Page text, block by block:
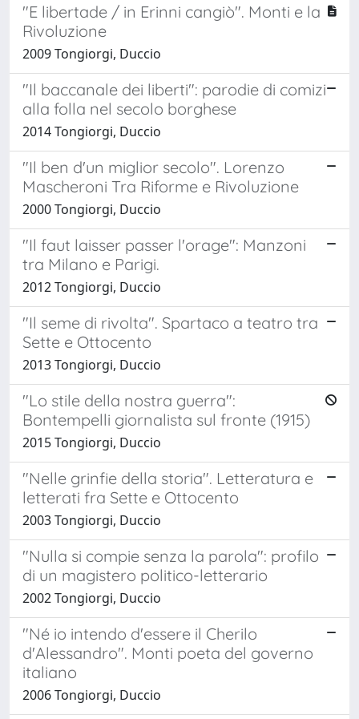
"E libertade / in Erinni cangiò". Monti e la
Rivoluzione
2009 Tongiorgi, Duccio
"Il baccanale dei liberti": parodie di comizi
alla folla nel secolo borghese
2014 Tongiorgi, Duccio
"Il ben d'un miglior secolo". Lorenzo
Mascheroni Tra Riforme e Rivoluzione
2000 Tongiorgi, Duccio
"Il faut laisser passer l'orage": Manzoni
tra Milano e Parigi.
2012 Tongiorgi, Duccio
"Il seme di rivolta". Spartaco a teatro tra
Sette e Ottocento
2013 Tongiorgi, Duccio
"Lo stile della nostra guerra":
Bontempelli giornalista sul fronte (1915)
2015 Tongiorgi, Duccio
"Nelle grinfie della storia". Letteratura e
letterati fra Sette e Ottocento
2003 Tongiorgi, Duccio
"Nulla si compie senza la parola": profilo
di un magistero politico-letterario
2002 Tongiorgi, Duccio
"Né io intendo d'essere il Cherilo
d'Alessandro". Monti poeta del governo
italiano
2006 Tongiorgi, Duccio